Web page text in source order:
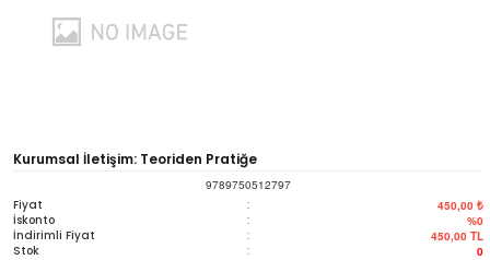
Kurumsal İletişim: Teoriden Pratiğe
9789750512797
Fiyat : 450,00 ₺
İskonto : %0
İndirimli Fiyat : 450,00 TL
Stok : 0